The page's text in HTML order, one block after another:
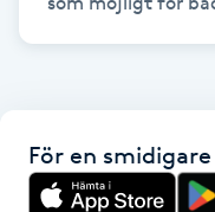
Gruppträning
H
Hatha Yoga
För en